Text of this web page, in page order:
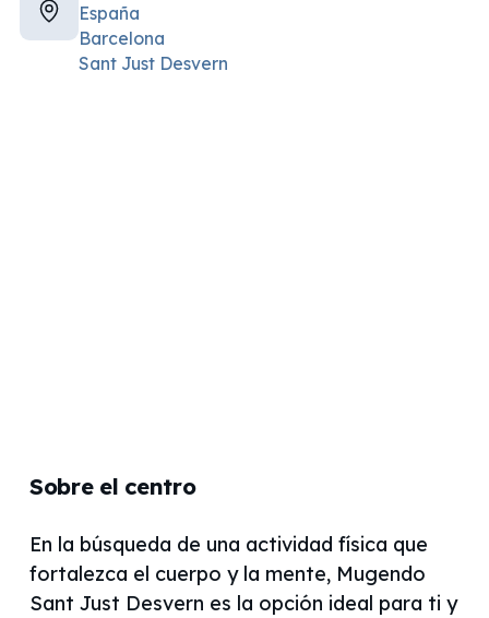
España
Barcelona
Sant Just Desvern
Sobre el centro
En la búsqueda de una actividad física que
fortalezca el cuerpo y la mente, Mugendo
Sant Just Desvern es la opción ideal para ti y